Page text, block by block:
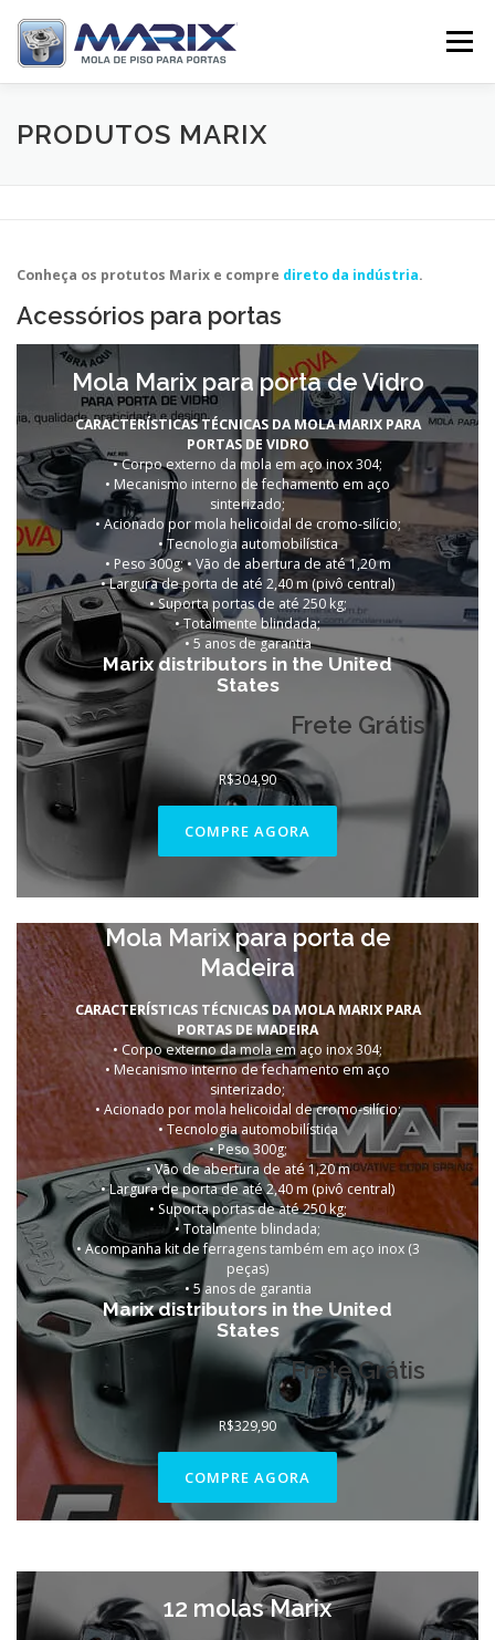
para
Menu
SOBRE PRODUTOS TV MARIX
PRODUTOS MARIX
Conheça os protutos Marix e compre direto da indústria.
Acessórios para portas
Mola Marix para porta de Vidro
CARACTERÍSTICAS TÉCNICAS DA MOLA MARIX PARA
PORTAS DE VIDRO
• Corpo externo da mola em aço inox 304;
• Mecanismo interno de fechamento em aço
sinterizado;
• Acionado por mola helicoidal de cromo-silício;
• Tecnologia automobilística
• Peso 300g; • Vão de abertura de até 1,20 m
• Largura de porta de até 2,40 m (pivô central)
• Suporta portas de até 250 kg;
• Totalmente blindada;
• 5 anos de garantia
Marix distributors in the United
States
Frete Grátis
R$304,90
COMPRE AGORA
Mola Marix para porta de
Madeira
CARACTERÍSTICAS TÉCNICAS DA MOLA MARIX PARA
PORTAS DE MADEIRA
• Corpo externo da mola em aço inox 304;
• Mecanismo interno de fechamento em aço
sinterizado;
• Acionado por mola helicoidal de cromo-silício;
• Tecnologia automobilística
• Peso 300g;
• Vão de abertura de até 1,20 m
• Largura de porta de até 2,40 m (pivô central)
• Suporta portas deaté 250 kg;
• Totalmente blindada;
• Acompanha kit de ferragens também em aço inox (3
peças)
• 5 anos de garantia
Marix distributors in the United
States
Frete Grátis
R$329,90
COMPRE AGORA
12 molas Marix